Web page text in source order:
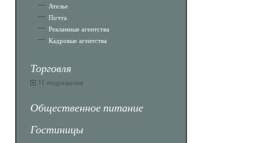
Ателье
Почта
Рекламные агентства
Кадровые агентства
Торговля
31 подразделов
Общественное питание
Гостиницы